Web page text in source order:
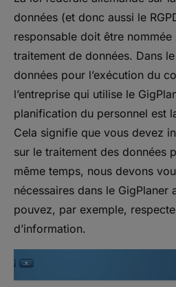
données (et donc aussi le
responsable doit être
traitement de données. Dans
données pour l’exécution du
l’entreprise qui utilise le
planification du personnel est
Cela signifie que vous devez
sur le traitement des données
même temps, nous devons
nécessaires dans le GigPlaner
pouvez, par exemple,
d’information.